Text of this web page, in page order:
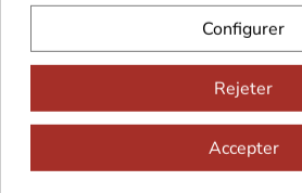
Configurer
Rejeter
Accepter